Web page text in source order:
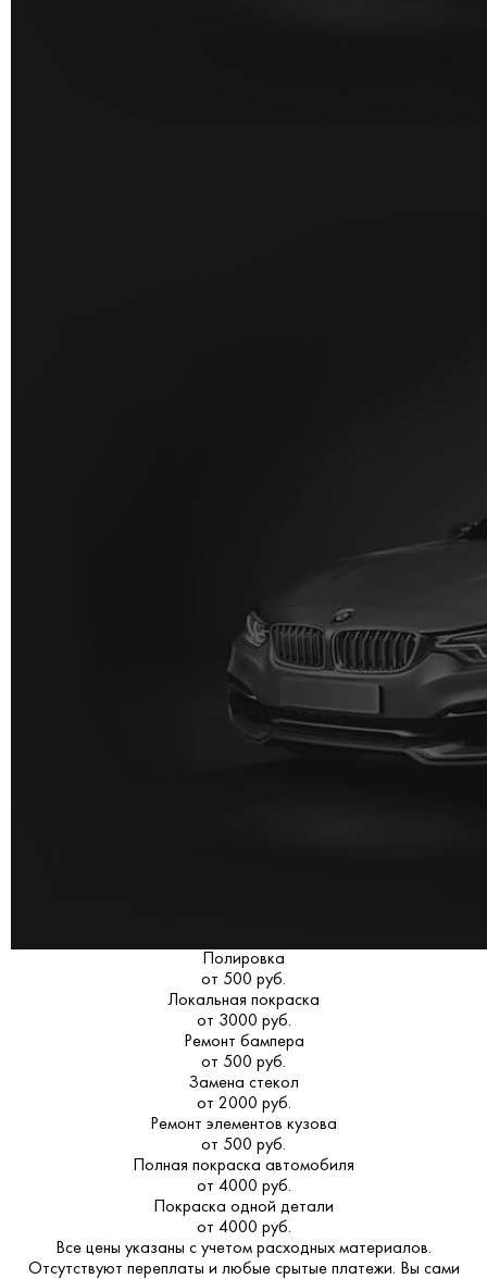
Полировка
от 500 руб.
Локальная покраска
от 3000 руб.
Ремонт бампера
от 500 руб.
Замена стекол
от 2000 руб.
Ремонт элементов кузова
от 500 руб.
Полная покраска автомобиля
от 4000 руб.
Покраска одной детали
от 4000 руб.
Все цены указаны с учетом расходных материалов.
Отсутствуют переплаты и любые срытые платежи. Вы сами